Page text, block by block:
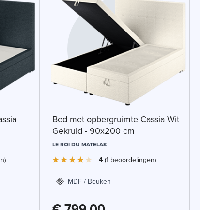
Bed met opbergruimte Cassia Wit
Gekruld - 90x200 cm
LE ROI DU MATELAS
4 1 beoordelingen
MDF / Beuken